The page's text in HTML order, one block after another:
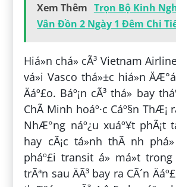
Xem Thêm Trọn Bộ Kinh
Vân Đồn 2 Ngày 1 Đêm Chi
Hiá»n chá» cÃ³ Vietnam
vá»i Vasco thá»±c hiá»n
Äáº£o. Báº¡n cÃ³ thá» bay
ChÃ­ Minh hoáº·c Cáº§n ThÆ¡
NhÆ°ng náº¿u xuáº¥t phÃ¡t
hay cÃ¡c tá»nh thÃ nh
pháº£i transit á» má»t
trÃªn sau ÄÃ³ bay ra CÃ´n